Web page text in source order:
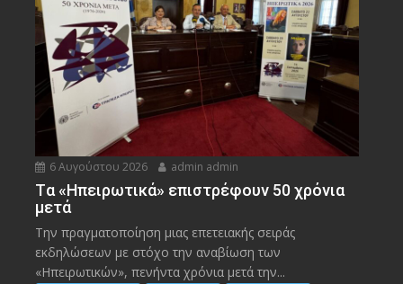
6 Αυγούστου 2026 admin admin
Tα «Ηπειρωτικά» επιστρέφουν 50 χρόνια
μετά
Την πραγματοποίηση μιας επετειακής σειράς
εκδηλώσεων με στόχο την αναβίωση των
«Ηπειρωτικών», πενήντα χρόνια μετά την...